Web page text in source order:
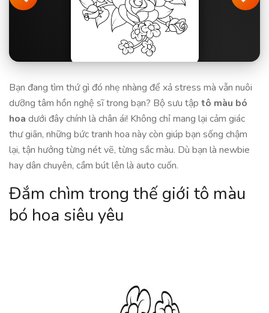
Bạn đang tìm thứ gì đó nhẹ nhàng để xả stress mà vẫn nuôi
dưỡng tâm hồn nghệ sĩ trong bạn? Bộ sưu tập tô màu bó
hoa dưới đây chính là chân ái! Không chỉ mang lại cảm giác
thư giãn, những bức tranh hoa này còn giúp bạn sống chậm
lại, tận hưởng từng nét vẽ, từng sắc màu. Dù bạn là newbie
hay dân chuyên, cầm bút lên là auto cuốn.
Đắm chìm trong thế giới tô màu
bó hoa siêu yêu